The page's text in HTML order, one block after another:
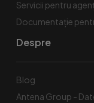
Servicii pentru
Documentație
Despre
Blog
Antena Group -